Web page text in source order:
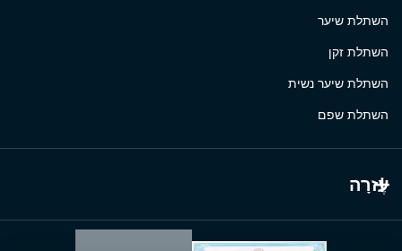
השתלת שיער
השתלת זקן
השתלת שיער נשית
השתלת שפם
עֶזרָה